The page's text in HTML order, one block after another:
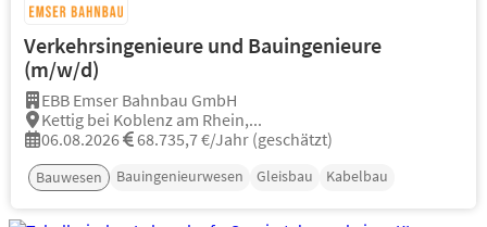
Verkehrsingenieure und Bauingenieure
(m/w/d)
EBB Emser Bahnbau GmbH
Kettig bei Koblenz am Rhein,...
06.08.2026
68.735,7 €/Jahr (geschätzt)
Bauwesen Bauingenieurwesen Gleisbau Kabelbau